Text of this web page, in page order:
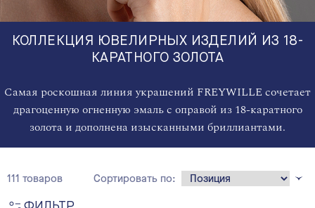
КОЛЛЕКЦИЯ ЮВЕЛИРНЫХ ИЗДЕЛИЙ ИЗ 18-
КАРАТНОГО ЗОЛОТА
Самая роскошная линия украшений FREYWILLE сочетает
драгоценную огненную эмаль с оправой из 18-каратного
золота и дополнена изысканными бриллиантами.
111 товаров Сортировать по: